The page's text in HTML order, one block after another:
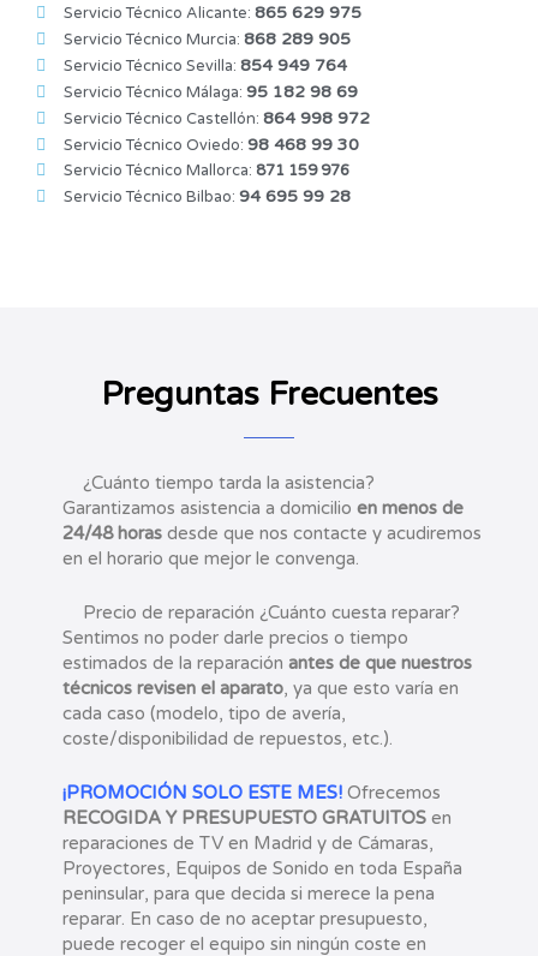
Servicio Técnico Alicante: 865 629 975
Servicio Técnico Murcia: 868 289 905
Servicio Técnico Sevilla: 854 949 764
Servicio Técnico Málaga: 95 182 98 69
Servicio Técnico Castellón: 864 998 972
Servicio Técnico Oviedo: 98 468 99 30
Servicio Técnico Mallorca: 871 159 976
Servicio Técnico Bilbao: 94 695 99 28
Preguntas Frecuentes
¿Cuánto tiempo tarda la asistencia?
Garantizamos asistencia a domicilio en menos de
24/48 horas desde que nos contacte y acudiremos
en el horario que mejor le convenga.
Precio de reparación ¿Cuánto cuesta reparar?
Sentimos no poder darle precios o tiempo
estimados de la reparación antes de que nuestros
técnicos revisen el aparato , ya que esto varía en
cada caso (modelo, tipo de avería,
coste/disponibilidad de repuestos, etc.).
¡PROMOCIÓN SOLO ESTE MES! Ofrecemos
RECOGIDA Y PRESUPUESTO GRATUITOS en
reparaciones de TV en Madrid y de Cámaras,
Proyectores, Equipos de Sonido en toda España
peninsular, para que decida si merece la pena
reparar. En caso de no aceptar presupuesto,
puede recoger el equipo sin ningún coste en